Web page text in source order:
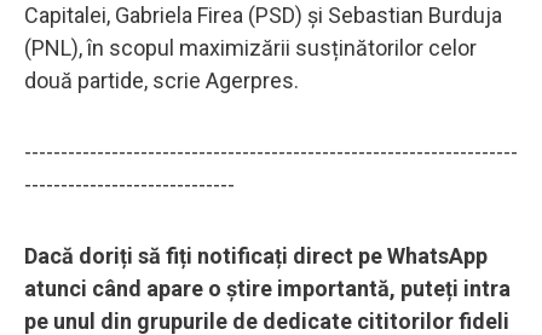
Capitalei, Gabriela Firea (PSD) și Sebastian Burduja
(PNL), în scopul maximizării susținătorilor celor
două partide, scrie Agerpres.
--------------------------------------------------------------------
-----------------------------
Dacă doriți să fiți notificați direct pe WhatsApp
atunci când apare o știre importantă, puteți intra
pe unul din grupurile de dedicate cititorilor fideli